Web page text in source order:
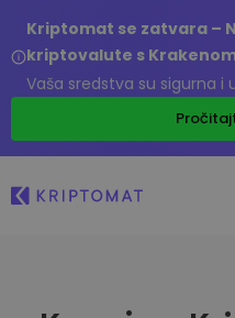
Kriptomat se zatvara –
kriptovalute s
Vaša sredstva su sigurna